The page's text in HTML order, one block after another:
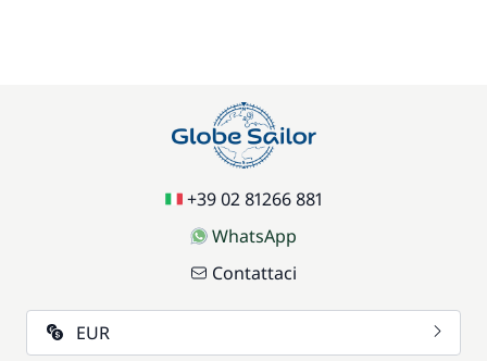
+39 02 81266 881
WhatsApp
Contattaci
EUR